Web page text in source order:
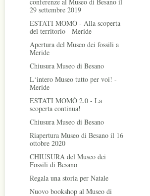
29 settembre 2019
ESTATI MOMÒ - Alla scoperta
del territorio - Meride
Apertura del Museo dei fossili a
Meride
Chiusura Museo di Besano
L‘intero Museo tutto per voi! -
Meride
ESTATI MOMÒ 2.0 - La
scoperta continua!
Chiusura Museo di Besano
Riapertura Museo di Besano il 16
ottobre 2020
CHIUSURA del Museo dei
Fossili di Besano
Regala una storia per Natale
Nuovo bookshop al Museo di